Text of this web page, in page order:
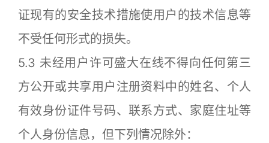
证现有的安全技术措施使用户的技术信息等
不受任何形式的损失。
5.3 未经用户许可盛大在线不得向任何第三
方公开或共享用户注册资料中的姓名、个人
有效身份证件号码、联系方式、家庭住址等
个人身份信息，但下列情况除外：